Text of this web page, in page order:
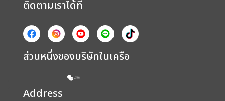
ติดตามเราได้ที่
ส่วนหนึ่งของบริษัทในเครือ
Address